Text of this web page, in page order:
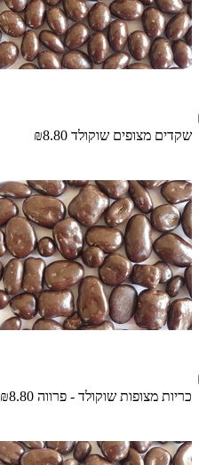
שקדים מצופים שוקולד ₪8.80
כריות מצופות שוקולד - פרווה ₪8.80